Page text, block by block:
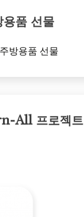
용품 선물
All 프로젝트